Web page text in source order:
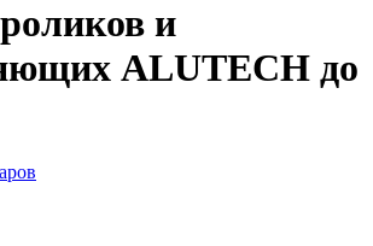
и
ALUTECH до